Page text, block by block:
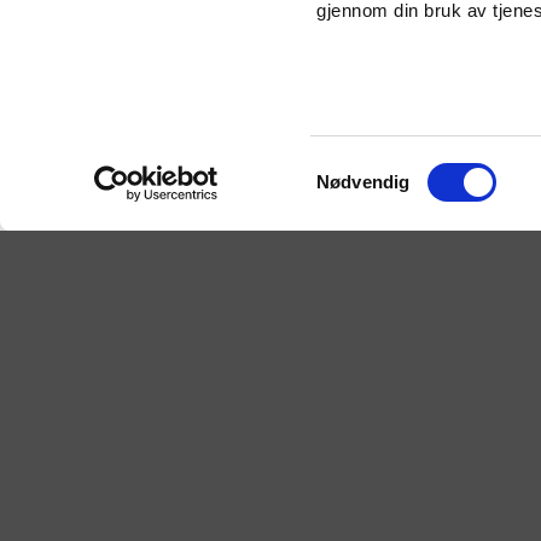
gjennom din bruk av
Samtykkevalg
Nødvendig
Stokke og omegn
Jarlsberg
12.02.2011 Kloster